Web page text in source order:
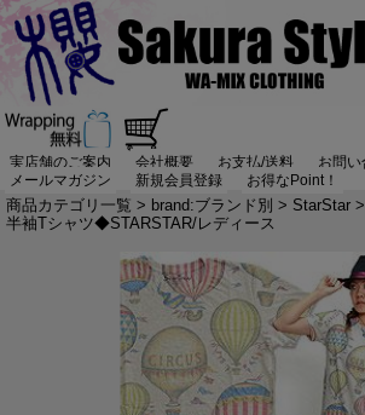
実店舗のご案内 会社概要 お支払/送料
お問
メールマガジン
新規会員登録 お得なPoint！
商品カテゴリ一覧 > brand:ブランド別 > StarStar >
半袖Tシャツ◆STARSTAR/レディース